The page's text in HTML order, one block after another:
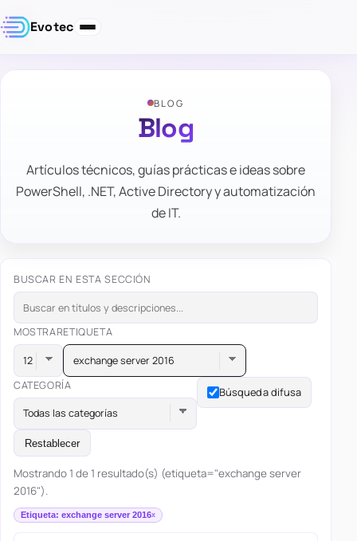
Evotec
BLOG
Blog
Artículos técnicos, guías prácticas e ideas sobre
PowerShell, .NET, Active Directory y automatización
de IT.
BUSCAR EN ESTA SECCIÓN
MOSTRARETIQUETA
exchange server 2016
CATEGORÍA
Todas las categorías
Búsqueda difusa
Restablecer
Mostrando 1 de 1 resultado(s) (etiqueta="exchange server
2016").
Etiqueta: exchange server 2016